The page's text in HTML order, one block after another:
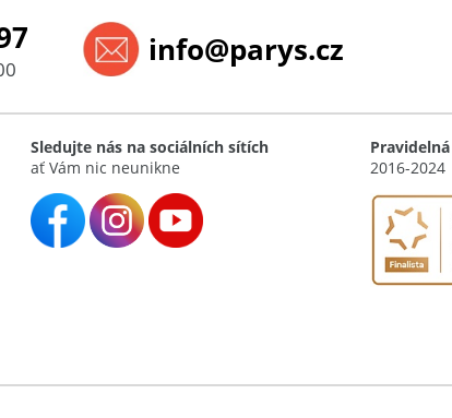
info@parys.cz
Sledujte nás na sociálních sítích
ať Vám nic neunikne
2016-2024